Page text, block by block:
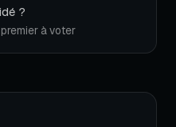
?
à voter